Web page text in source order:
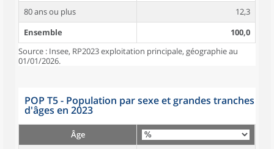
80 ans ou plus
12,3
Ensemble
100,0
Source : Insee, RP2023 exploitation principale, géographie au
01/01/2026.
POP T5 - Population par sexe et grandes tranches
d'âges en 2023
Âge